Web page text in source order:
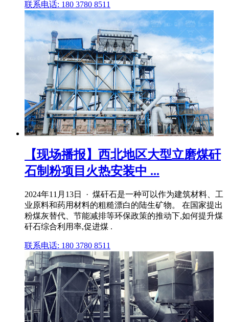
联系电话: 180 3780 8511
【现场播报】西北地区大型立磨煤矸
石制粉项目火热安装中 ...
2024年11月13日 · 煤矸石是一种可以作为建筑材料、工
业原料和药用材料的粗糙漂白的陆生矿物。 在国家提出
粉煤灰替代、节能减排等环保政策的推动下,如何提升煤
矸石综合利用率,促进煤 .
联系电话: 180 3780 8511